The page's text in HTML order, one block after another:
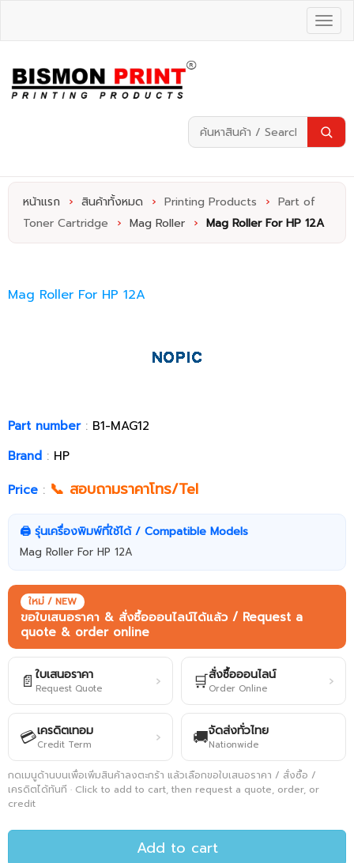
หน้าแรก › สินค้าทั้งหมด › Printing Products › Part of
Toner Cartridge
› Mag Roller › Mag Roller For HP 12A
Mag Roller For HP 12A
Part number: B1-MAG12
Brand : HP
Price : 📞 สอบถามราคาโทร/Tel
🖨️ รุ่นเครื่องพิมพ์ที่ใช้ได้ / Compatible Models
Mag Roller For HP 12A
ใหม่ / NEW
ขอใบเสนอราคา & สั่งซื้อออนไลน์ได้แล้ว / Request a
quote & order online
📄 ใบเสนอราคา
Request Quote › 🛒สั่งซื้อออนไลน์
Order Online ›
💳เครดิตเทอม
Credit Term › 🚚จัดส่งทั่วไทย
Nationwide
กดเมนูด้านบนเพื่อเพิ่มสินค้าลงตะกร้า แล้วเลือกขอใบเสนอราคา / สั่งซื้อ /
เครดิตได้ทันที · Click to add to cart, then request a quote, order, or
credit
Add to cart